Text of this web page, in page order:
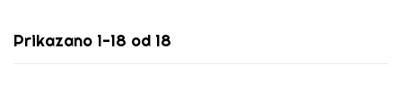
Prikazano 1-18 od 18